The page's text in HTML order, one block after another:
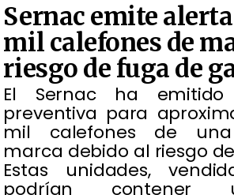
Sernac emite
mil calefones de
riesgo de fuga de
El Sernac ha
preventiva para
mil calefones de una
marca debido al riesgo
Estas unidades,
podrían contener